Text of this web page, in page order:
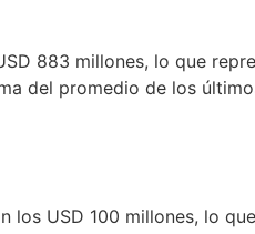
883 millones, lo que
del promedio de los
USD 100 millones, lo